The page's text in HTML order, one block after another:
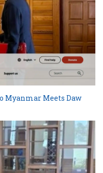
Myanmar Meets Daw